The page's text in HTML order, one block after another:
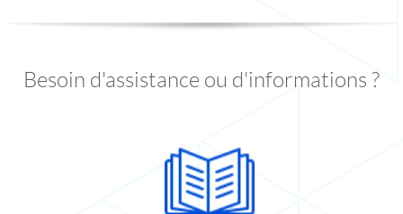
Besoin d'assistance ou d'informations ?